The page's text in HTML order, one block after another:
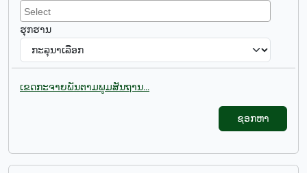
ຮຸກຮານ
ເຂດກະຈາຍພັນຕາມພູມສັນຖານ...
ຊອກຫາ